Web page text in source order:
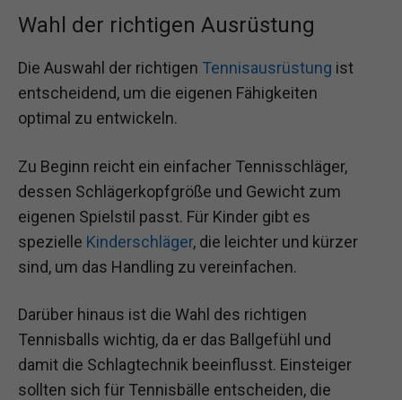
Wahl der richtigen Ausrüstung
Die Auswahl der richtigen Tennisausrüstung ist
entscheidend, um die eigenen Fähigkeiten
optimal zu entwickeln.
Zu Beginn reicht ein einfacher Tennisschläger,
dessen Schlägerkopfgröße und Gewicht zum
eigenen Spielstil passt. Für Kinder gibt es
spezielle Kinderschläger, die leichter und kürzer
sind, um das Handling zu vereinfachen.
Darüber hinaus ist die Wahl des richtigen
Tennisballs wichtig, da er das Ballgefühl und
damit die Schlagtechnik beeinflusst. Einsteiger
sollten sich für Tennisbälle entscheiden, die